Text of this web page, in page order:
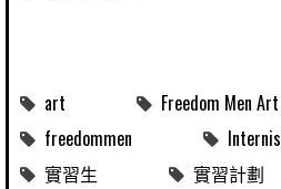
art
Freedom Men
freedommen
實習生
實習計劃